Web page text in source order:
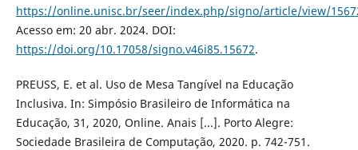
https://online.unisc.br/seer/index.php/signo/article/view/
Acesso em: 20 abr. 2024. DOI:
https://doi.org/10.17058/signo.v46i85.15672.
PREUSS, E. et al. Uso de Mesa Tangível na Educação
Inclusiva. In: Simpósio Brasileiro de Informática na
Educação, 31, 2020, Online. Anais [...]. Porto Alegre:
Sociedade Brasileira de Computação, 2020. p. 742-751.